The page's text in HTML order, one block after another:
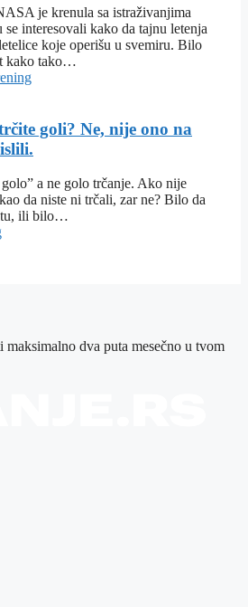
je krenula sa istraživanjima
interesovali kako da tajnu letenja
koje operišu u svemiru. Bilo
kako tako…
goli? Ne, nije ono na
a ne golo trčanje. Ako nije
da niste ni trčali, zar ne? Bilo da
ili bilo…
dva puta mesečno u tvom